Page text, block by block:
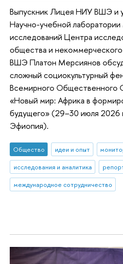
Выпускник Лицея НИУ ВШЭ и
Научно-учебной
исследований Центра
общества и
ВШЭ Платон Мерсиянов
сложный социокультурный
Всемирного Общественного
«Новый мир: Африка в
будущего» (29–30 июля 2026
Эфиопия).
Общество идеи и опыт
исследования и аналитика
международное сотрудничество